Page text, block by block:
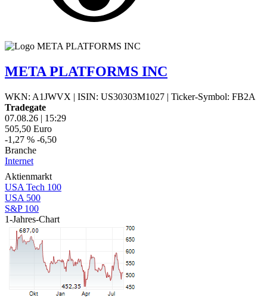
META PLATFORMS INC
WKN: A1JWVX | ISIN: US30303M1027 | Ticker-Symbol: FB2A
Tradegate
07.08.26 | 15:29
505,50 Euro
-1,27 % -6,50
Branche
Internet
Aktienmarkt
USA Tech 100
USA 500
S&P 100
1-Jahres-Chart